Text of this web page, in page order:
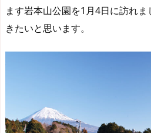
ます岩本山公園を1月4日に訪れ
きたいと思います。